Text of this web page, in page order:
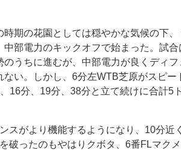
期の花園としては穏やかな気候の下
部電力のキックオフで始まった。試
うちに進むが、中部電力が良くディ
い。しかし、6分左WTB芝原がスピー
16分、19分、38分と立て続けに合計5
スがより機能するようになり、10分近
破ったのもやはりクボタ、6番FLマク